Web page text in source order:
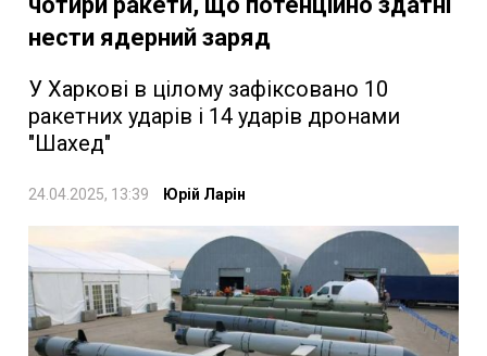
нести ядерний заряд
У Харкові в цілому зафіксовано 10
ракетних ударів і 14 ударів дронами
"Шахед"
24.04.2025, 13:39 Юрій Ларін